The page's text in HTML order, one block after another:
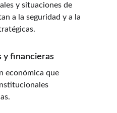
y situaciones de
a la seguridad y a la
y financieras
económica que